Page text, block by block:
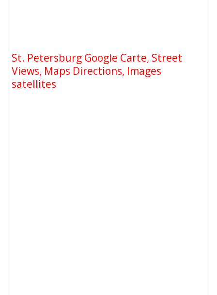
St. Petersburg Google Carte, Street
Views, Maps Directions, Images
satellites